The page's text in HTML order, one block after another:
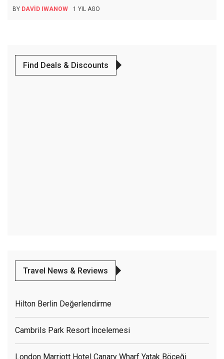
BY DAVID IWANOW 1 YIL AGO
Find Deals & Discounts
Travel News & Reviews
Hilton Berlin Değerlendirme
Cambrils Park Resort İncelemesi
London Marriott Hotel Canary Wharf Yatak Böceği